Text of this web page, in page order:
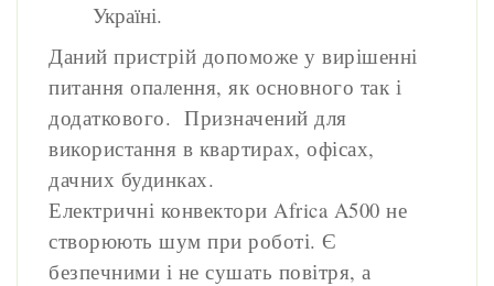
Україні.
Даний пристрій допоможе у вирішенні
питання опалення, як основного так і
додаткового. Призначений для
використання в квартирах, офісах,
дачних будинках.
Електричні конвектори Africa A500 не
створюють шум при роботі. Є
безпечними і не сушать повітря, а